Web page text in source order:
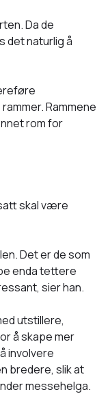
Da de
det naturlig å
Rammene
rom for
skal være
Det er de som
enda tettere
sier han.
utstillere,
å skape mer
involvere
bredere, slik at
messehelga.